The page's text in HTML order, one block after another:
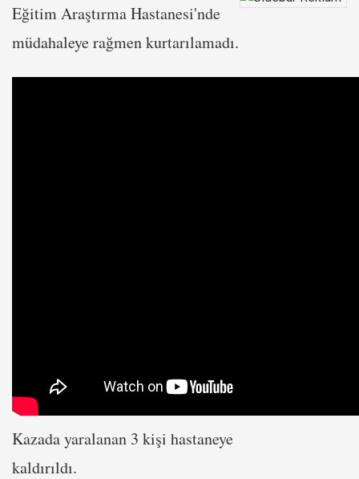
Eğitim Araştırma Hastanesi'nde
müdahaleye rağmen kurtarılamadı.
Kazada yaralanan 3 kişi hastaneye
kaldırıldı.